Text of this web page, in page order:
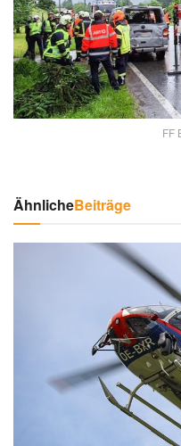
FF
ÄhnlicheBeiträge